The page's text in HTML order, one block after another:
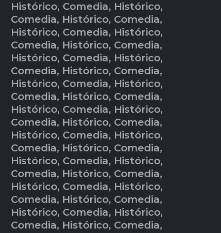
Histórico, Comedia, Histórico,
Comedia, Histórico, Comedia,
Histórico, Comedia, Histórico,
Comedia, Histórico, Comedia,
Histórico, Comedia, Histórico,
Comedia, Histórico, Comedia,
Histórico, Comedia, Histórico,
Comedia, Histórico, Comedia,
Histórico, Comedia, Histórico,
Comedia, Histórico, Comedia,
Histórico, Comedia, Histórico,
Comedia, Histórico, Comedia,
Histórico, Comedia, Histórico,
Comedia, Histórico, Comedia,
Histórico, Comedia, Histórico,
Comedia, Histórico, Comedia,
Histórico, Comedia, Histórico,
Comedia, Histórico, Comedia,